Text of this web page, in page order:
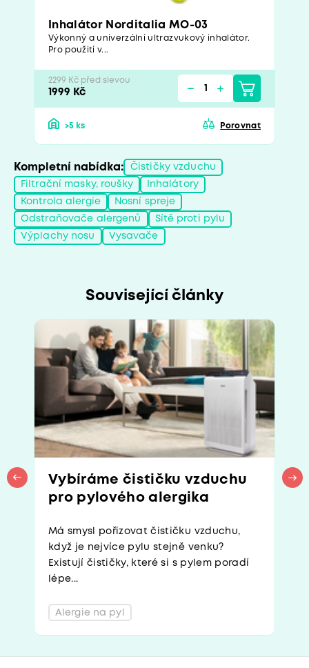
Inhalátor Norditalia MO-03
Výkonný a univerzální ultrazvukový inhalátor.
Pro použití v...
2299 Kč před slevou
1999 Kč
>5 ks Porovnat
Kompletní nabídka: Čističky vzduchu
Filtrační masky, roušky Inhalátory
Kontrola alergie Nosní spreje
Odstraňovače alergenů Sítě proti pylu
Výplachy nosu Vysavače
Související články
Vybíráme čističku vzduchu
pro pylového alergika
Má smysl pořizovat čističku vzduchu,
když je nejvíce pylu stejně venku?
Existují čističky, které si s pylem poradí
lépe...
Alergie na pyl